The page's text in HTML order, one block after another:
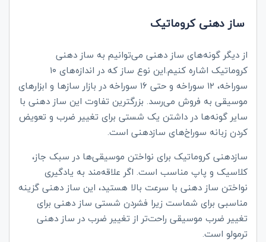
ساز دهنی کروماتیک
از دیگر گونه‌های ساز دهنی می‌توانیم به ساز دهنی
کروماتیک اشاره کنیم.این نوع ساز که در اندازه‌های ۱۰
سوراخه، ۱۲ سوراخه و حتی ۱۶ سوراخه در بازار سازها و ابزارهای
موسیقی به فروش می‌رسد. بزرگترین تفاوت این ساز دهنی با
سایر گونه‌ها در داشتن یک شستی برای تغییر ضرب و تعویض
کردن زبانه سوراخ‌های سازدهنی است.
سازدهنی کروماتیک برای نواختن موسیقی‌ها در سبک جاز،
کلاسیک و پاپ مناسب است. اگر علاقه‌مند به یادگیری
نواختن ساز دهنی با سرعت بالا هستید، این ساز دهنی گزینه
مناسبی برای شماست زیرا فشردن شستی ساز دهنی برای
تغییر ضرب موسیقی راحت‌تر از تغییر ضرب در ساز دهنی
ترمولو است.